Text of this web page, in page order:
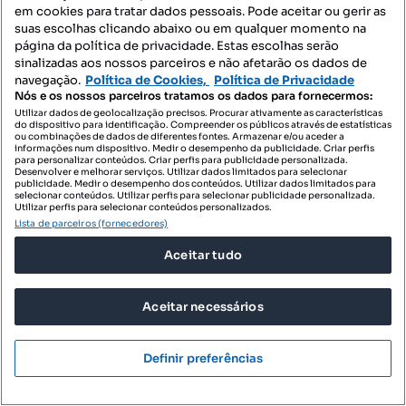
186 000 €1917,53 €/m²
Andar-Moradia T4 com Jardim Privativo, Terraço,
Garagem para 2 Viatura
Rua São Salvador, Resende, Resende, Viseu
Tipologia
T4
Preço por metro quadrado
97 m²
Andar rés do chão
CENTURY 21 Realty Art Foz
Profissional
em cookies para tratar dados pessoais. Pode aceitar ou gerir as
suas escolhas clicando abaixo ou em qualquer momento na
página da política de privacidade. Estas escolhas serão
sinalizadas aos nossos parceiros e não afetarão os dados de
navegação. Política de Cookies, Política de Privacidade
Nós e os nossos parceiros tratamos os dados para fornecermos:
Utilizar dados de geolocalização precisos. Procurar ativamente as características
do dispositivo para identificação. Compreender os públicos através de estatísticas
ou combinações de dados de diferentes fontes. Armazenar e/ou aceder a
informações num dispositivo. Medir o desempenho da publicidade. Criar perfis
para personalizar conteúdos. Criar perfis para publicidade personalizada.
Desenvolver e melhorar serviços. Utilizar dados limitados para selecionar
publicidade. Medir o desempenho dos conteúdos. Utilizar dados limitados para
selecionar conteúdos. Utilizar perfis para selecionar publicidade personalizada.
Utilizar perfis para selecionar conteúdos personalizados.
Lista de parceiros (fornecedores)
Aceitar tudo
Aceitar necessários
Definir preferências